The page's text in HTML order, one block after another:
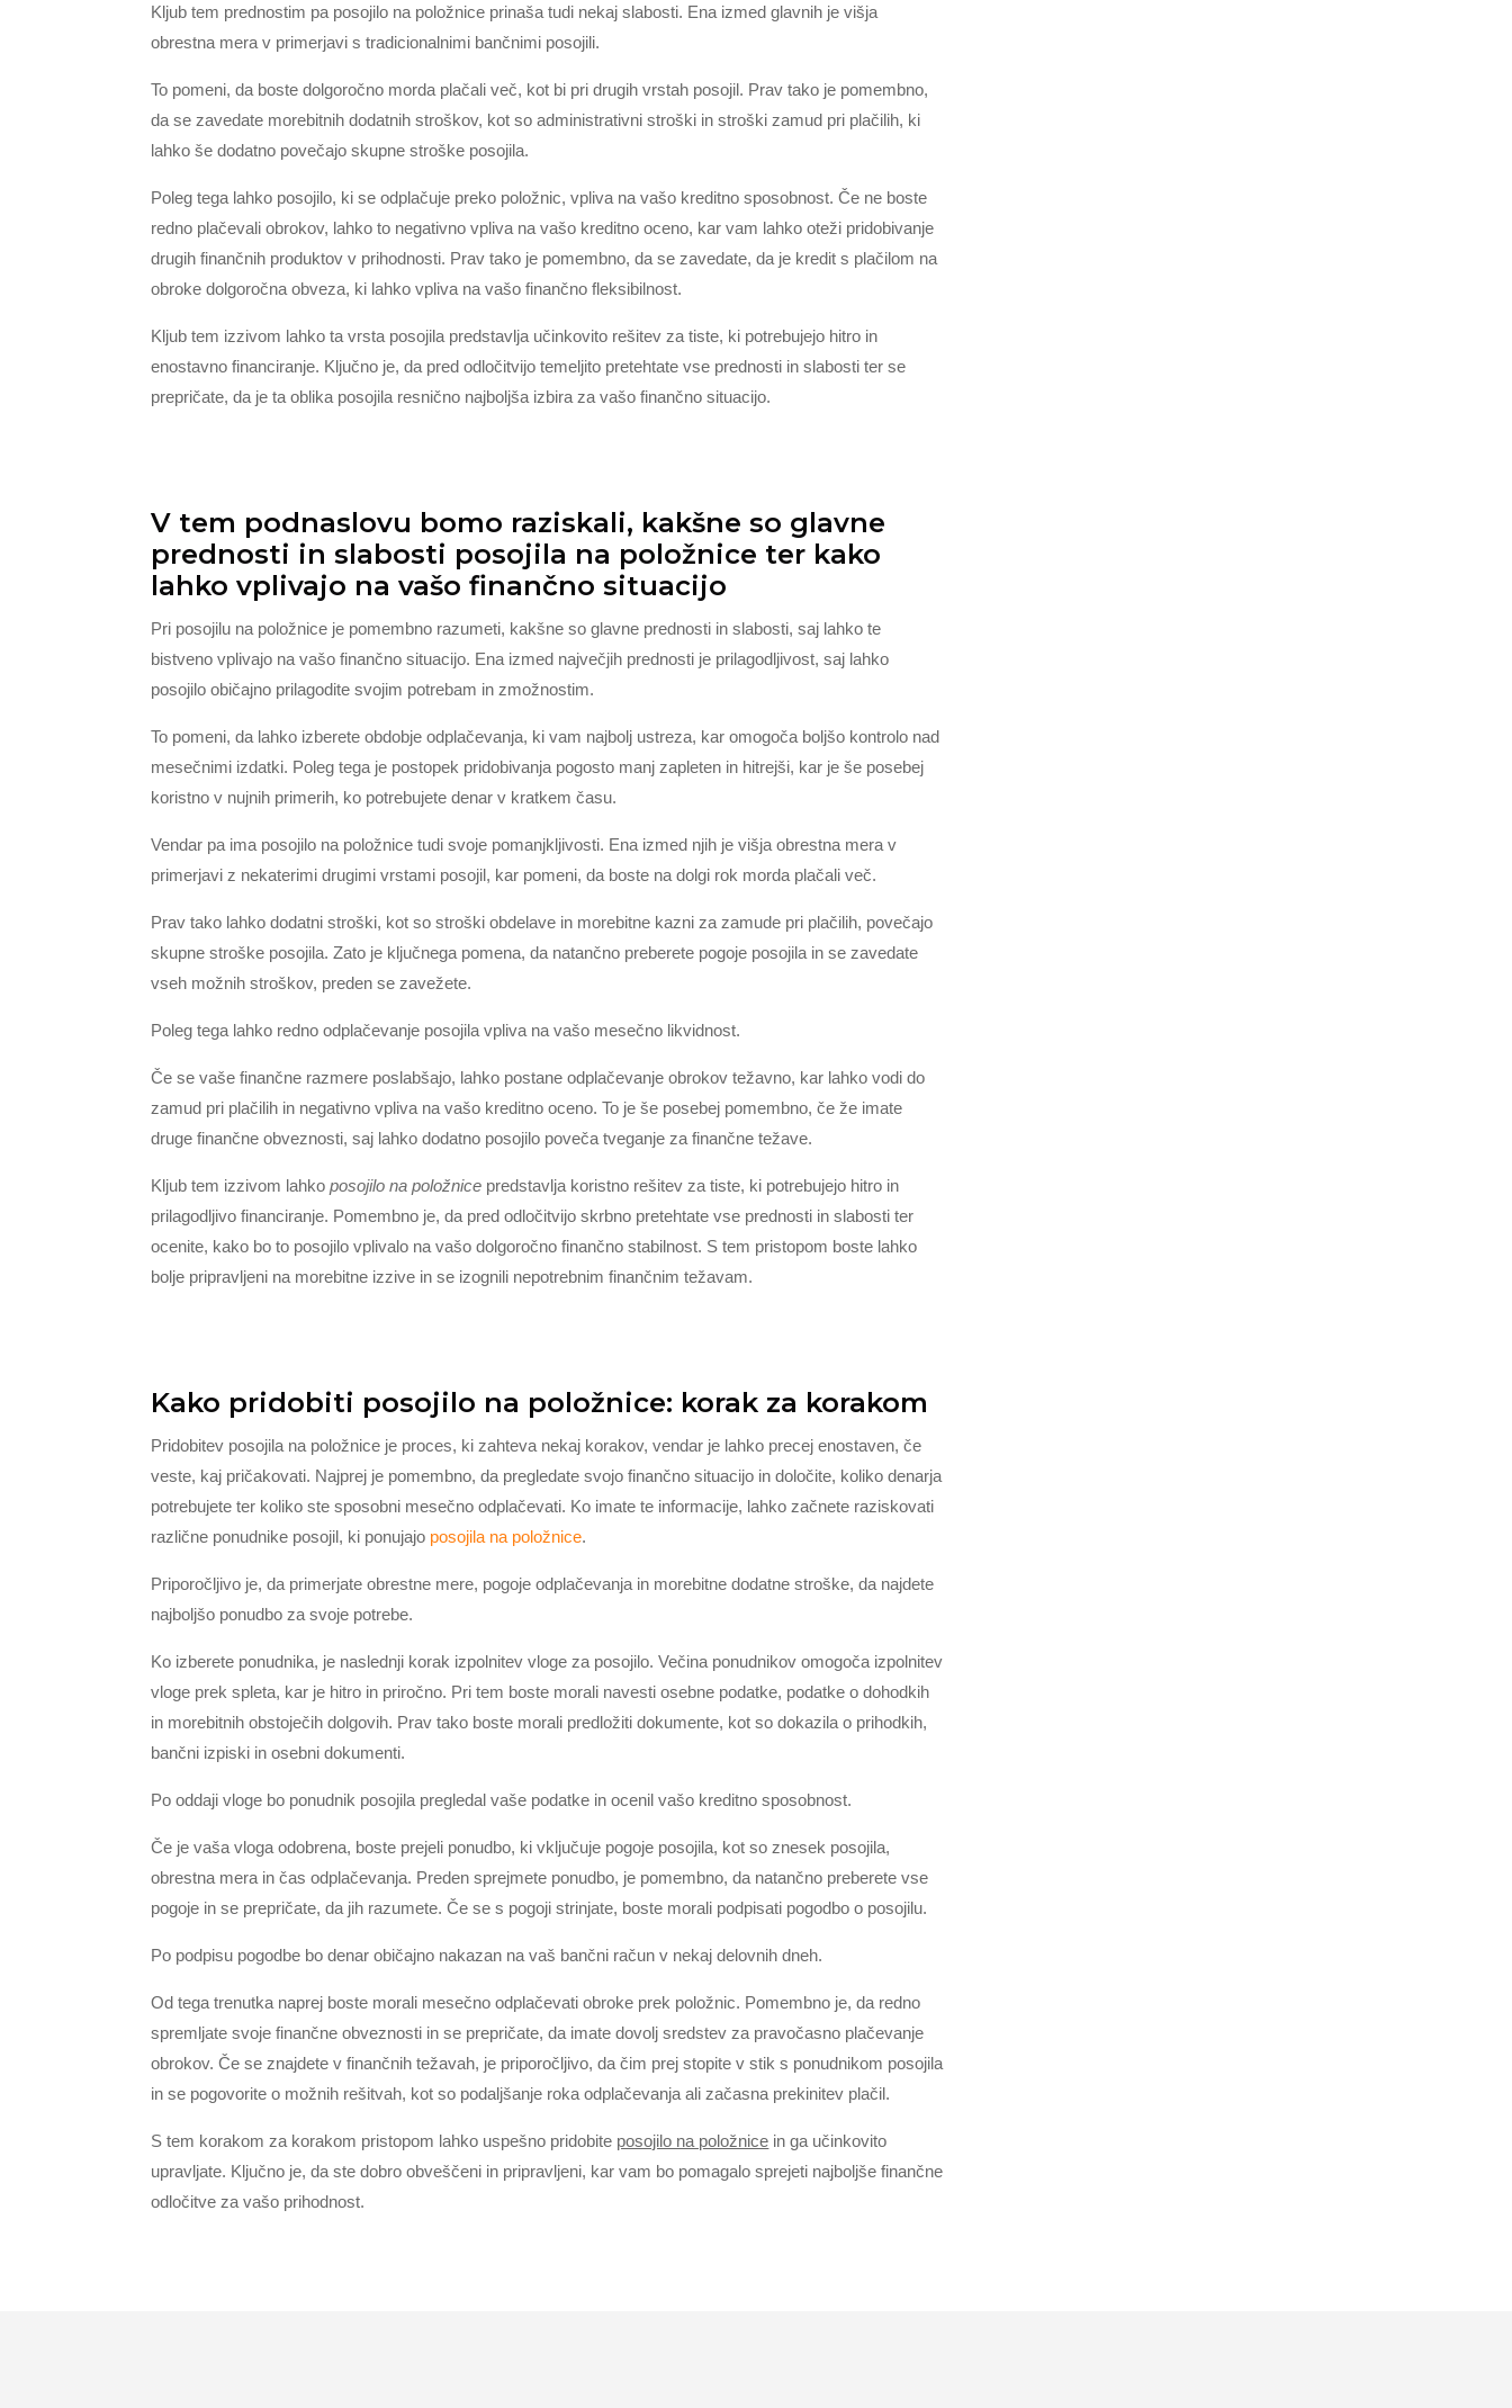
Kljub tem prednostim pa posojilo na položnice prinaša tudi nekaj slabosti. Ena izmed glavnih je višja
obrestna mera v primerjavi s tradicionalnimi bančnimi posojili.
To pomeni, da boste dolgoročno morda plačali več, kot bi pri drugih vrstah posojil. Prav tako je pomembno,
da se zavedate morebitnih dodatnih stroškov, kot so administrativni stroški in stroški zamud pri plačilih, ki
lahko še dodatno povečajo skupne stroške posojila.
Poleg tega lahko posojilo, ki se odplačuje preko položnic, vpliva na vašo kreditno sposobnost. Če ne boste
redno plačevali obrokov, lahko to negativno vpliva na vašo kreditno oceno, kar vam lahko oteži pridobivanje
drugih finančnih produktov v prihodnosti. Prav tako je pomembno, da se zavedate, da je kredit s plačilom na
obroke dolgoročna obveza, ki lahko vpliva na vašo finančno fleksibilnost.
Kljub tem izzivom lahko ta vrsta posojila predstavlja učinkovito rešitev za tiste, ki potrebujejo hitro in
enostavno financiranje. Ključno je, da pred odločitvijo temeljito pretehtate vse prednosti in slabosti ter se
prepričate, da je ta oblika posojila resnično najboljša izbira za vašo finančno situacijo.
V tem podnaslovu bomo raziskali, kakšne so glavne
prednosti in slabosti posojila na položnice ter kako
lahko vplivajo na vašo finančno situacijo
Pri posojilu na položnice je pomembno razumeti, kakšne so glavne prednosti in slabosti, saj lahko te
bistveno vplivajo na vašo finančno situacijo. Ena izmed največjih prednosti je prilagodljivost, saj lahko
posojilo običajno prilagodite svojim potrebam in zmožnostim.
To pomeni, da lahko izberete obdobje odplačevanja, ki vam najbolj ustreza, kar omogoča boljšo kontrolo nad
mesečnimi izdatki. Poleg tega je postopek pridobivanja pogosto manj zapleten in hitrejši, kar je še posebej
koristno v nujnih primerih, ko potrebujete denar v kratkem času.
Vendar pa ima posojilo na položnice tudi svoje pomanjkljivosti. Ena izmed njih je višja obrestna mera v
primerjavi z nekaterimi drugimi vrstami posojil, kar pomeni, da boste na dolgi rok morda plačali več.
Prav tako lahko dodatni stroški, kot so stroški obdelave in morebitne kazni za zamude pri plačilih, povečajo
skupne stroške posojila. Zato je ključnega pomena, da natančno preberete pogoje posojila in se zavedate
vseh možnih stroškov, preden se zavežete.
Poleg tega lahko redno odplačevanje posojila vpliva na vašo mesečno likvidnost.
Če se vaše finančne razmere poslabšajo, lahko postane odplačevanje obrokov težavno, kar lahko vodi do
zamud pri plačilih in negativno vpliva na vašo kreditno oceno. To je še posebej pomembno, če že imate
druge finančne obveznosti, saj lahko dodatno posojilo poveča tveganje za finančne težave.
Kljub tem izzivom lahkoposojilo na položnice predstavlja koristno rešitev za tiste, ki potrebujejo hitro in
prilagodljivo financiranje. Pomembno je, da pred odločitvijo skrbno pretehtate vse prednosti in slabosti ter
ocenite, kako bo to posojilo vplivalo na vašo dolgoročno finančno stabilnost. S tem pristopom boste lahko
bolje pripravljeni na morebitne izzive in se izognili nepotrebnim finančnim težavam.
Kako pridobiti posojilo na položnice: korak za korakom
Pridobitev posojila na položnice je proces, ki zahteva nekaj korakov, vendar je lahko precej enostaven, če
veste, kaj pričakovati. Najprej je pomembno, da pregledate svojo finančno situacijo in določite, koliko denarja
potrebujete ter koliko ste sposobni mesečno odplačevati. Ko imate te informacije, lahko začnete raziskovati
različne ponudnike posojil, ki ponujajo posojila na položnice.
Priporočljivo je, da primerjate obrestne mere, pogoje odplačevanja in morebitne dodatne stroške, da najdete
najboljšo ponudbo za svoje potrebe.
Ko izberete ponudnika, je naslednji korak izpolnitev vloge za posojilo. Večina ponudnikov omogoča izpolnitev
vloge prek spleta, kar je hitro in priročno. Pri tem boste morali navesti osebne podatke, podatke o dohodkih
in morebitnih obstoječih dolgovih. Prav tako boste morali predložiti dokumente, kot so dokazila o prihodkih,
bančni izpiski in osebni dokumenti.
Po oddaji vloge bo ponudnik posojila pregledal vaše podatke in ocenil vašo kreditno sposobnost.
Če je vaša vloga odobrena, boste prejeli ponudbo, ki vključuje pogoje posojila, kot so znesek posojila,
obrestna mera in čas odplačevanja. Preden sprejmete ponudbo, je pomembno, da natančno preberete vse
pogoje in se prepričate, da jih razumete. Če se s pogoji strinjate, boste morali podpisati pogodbo o posojilu.
Po podpisu pogodbe bo denar običajno nakazan na vaš bančni račun v nekaj delovnih dneh.
Od tega trenutka naprej boste morali mesečno odplačevati obroke prek položnic. Pomembno je, da redno
spremljate svoje finančne obveznosti in se prepričate, da imate dovolj sredstev za pravočasno plačevanje
obrokov. Če se znajdete v finančnih težavah, je priporočljivo, da čim prej stopite v stik s ponudnikom posojila
in se pogovorite o možnih rešitvah, kot so podaljšanje roka odplačevanja ali začasna prekinitev plačil.
S tem korakom za korakom pristopom lahko uspešno pridobite posojilo na položnice in ga učinkovito
upravljate. Ključno je, da ste dobro obveščeni in pripravljeni, kar vam bo pomagalo sprejeti najboljše finančne
odločitve za vašo prihodnost.